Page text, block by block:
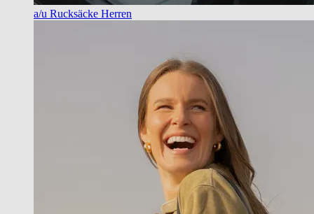
a/u Rucksäcke Herren